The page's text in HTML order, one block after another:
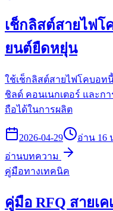
เช็กลิสต์สายไฟ
ยนต์ยืดหยุ่น
ใช้เช็กลิสต์สายไฟโคบอท
ชิลด์ คอนเนกเตอร์ และก
ถือได้ในการผลิต
2026-04-29
อ่าน 16
อ่านบทความ
คู่มือทางเทคนิค
คู่มือ RFQ สายเค